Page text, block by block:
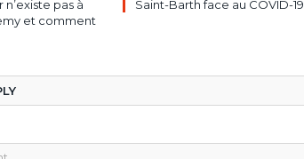
pas à
et comment
Saint-Barth face au COVID-19